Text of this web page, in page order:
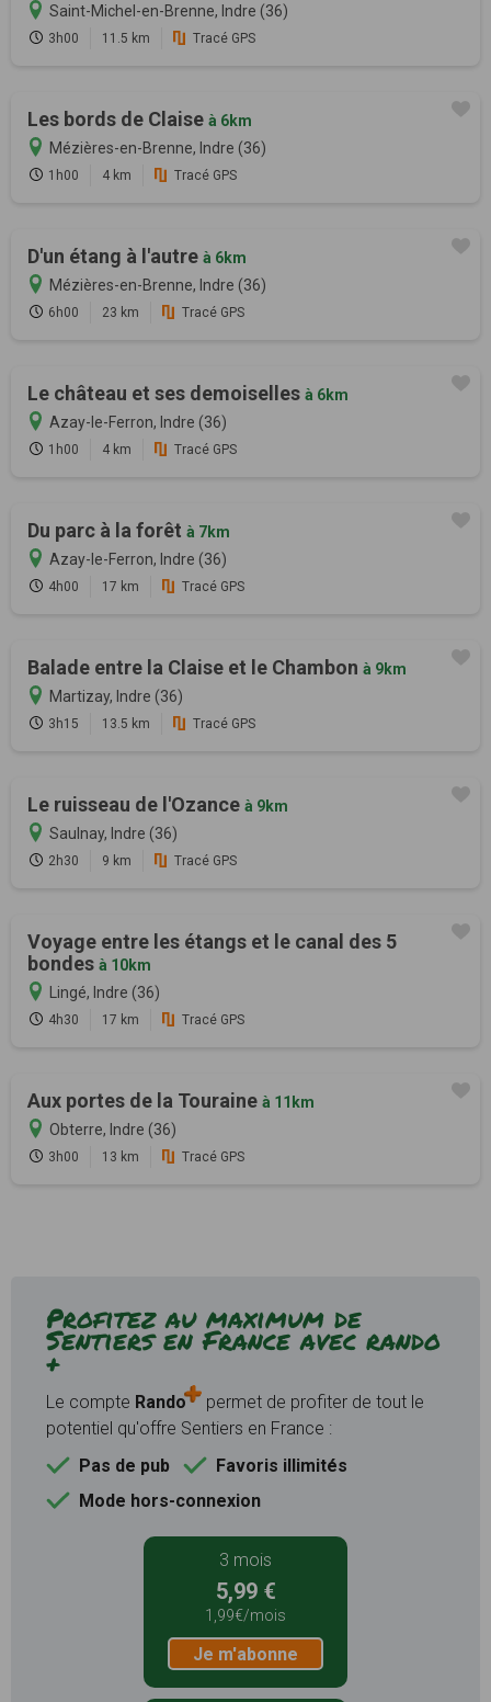
Saint-Michel-en-Brenne, Indre (36)
3h00 11.5 km Tracé GPS
Les bords de Claise à 6km
Mézières-en-Brenne, Indre (36)
1h00 4 km Tracé GPS
D'un étang à l'autre à 6km
Mézières-en-Brenne, Indre (36)
6h00 23 km Tracé GPS
Le château et ses demoiselles à 6km
Azay-le-Ferron, Indre (36)
1h00 4 km Tracé GPS
Du parc à la forêt à 7km
Azay-le-Ferron, Indre (36)
4h00 17 km Tracé GPS
Balade entre la Claise et le Chambon à 9km
Martizay, Indre (36)
3h15 13.5 km Tracé GPS
Le ruisseau de l'Ozance à 9km
Saulnay, Indre (36)
2h30 9 km Tracé GPS
Voyage entre les étangs et le canal des 5
bondes à 10km
Lingé, Indre (36)
4h30 17 km Tracé GPS
Aux portes de la Touraine à 11km
Obterre, Indre (36)
3h00 13 km Tracé GPS
Profitez au maximum de
Sentiers en France avec rando
+
Le compte Rando
permet de profiter de tout le
potentiel qu'offre Sentiers en France :
Pas de pub
Favoris illimités
Mode hors-connexion
3 mois
5,99 €
1,99€/mois
Je m'abonne